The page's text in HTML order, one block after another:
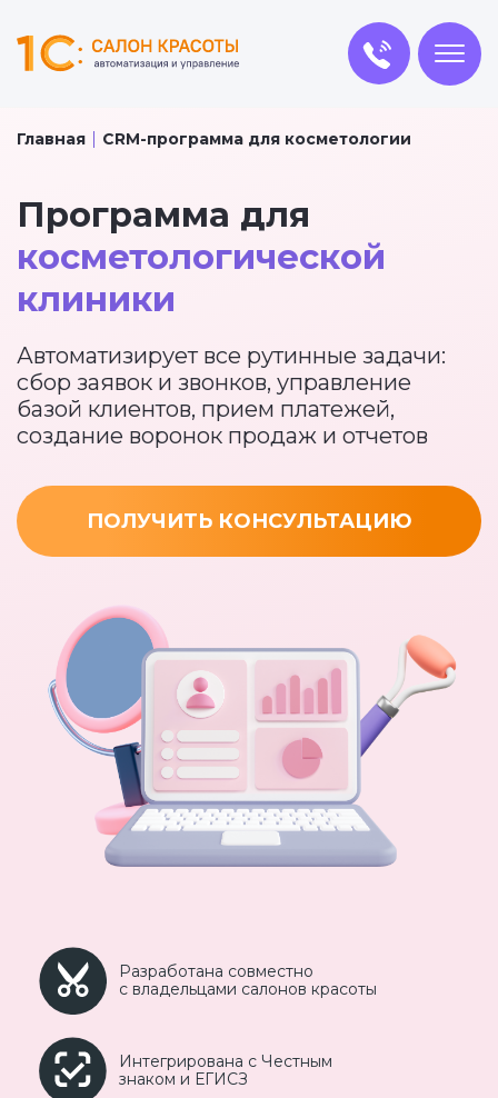
Главная CRM-программа для косметологии
Программа для
косметологической
клиники
Автоматизирует все рутинные задачи:
сбор заявок и звонков, управление
базой клиентов, прием платежей,
создание воронок продаж и отчетов
ПОЛУЧИТЬ КОНСУЛЬТАЦИЮ
Разработана совместно
с владельцами салонов красоты
Интегрирована с Честным
знаком и ЕГИСЗ